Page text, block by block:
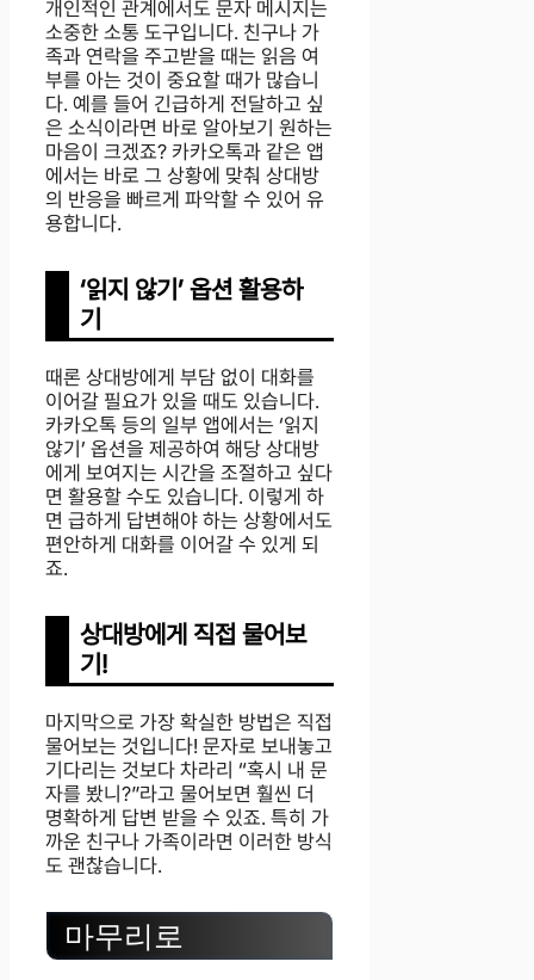
개인적인 관계에서도 문자 메시지는
소중한 소통 도구입니다. 친구나 가
족과 연락을 주고받을 때는 읽음 여
부를 아는 것이 중요할 때가 많습니
다. 예를 들어 긴급하게 전달하고 싶
은 소식이라면 바로 알아보기 원하는
마음이 크겠죠? 카카오톡과 같은 앱
에서는 바로 그 상황에 맞춰 상대방
의 반응을 빠르게 파악할 수 있어 유
용합니다.
‘읽지 않기’ 옵션 활용하
기
때론 상대방에게 부담 없이 대화를
이어갈 필요가 있을 때도 있습니다.
카카오톡 등의 일부 앱에서는 ‘읽지
않기’ 옵션을 제공하여 해당 상대방
에게 보여지는 시간을 조절하고 싶다
면 활용할 수도 있습니다. 이렇게 하
면 급하게 답변해야 하는 상황에서도
편안하게 대화를 이어갈 수 있게 되
죠.
상대방에게 직접 물어보
기!
마지막으로 가장 확실한 방법은 직접
물어보는 것입니다! 문자로 보내놓고
기다리는 것보다 차라리 “혹시 내 문
자를 봤니?”라고 물어보면 훨씬 더
명확하게 답변 받을 수 있죠. 특히 가
까운 친구나 가족이라면 이러한 방식
도 괜찮습니다.
마무리로